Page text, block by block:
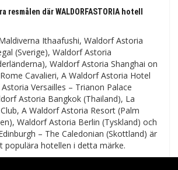
resmålen där WALDORFASTORIA hotell
Ithaafushi, Waldorf Astoria
(Sverige), Waldorf Astoria
Waldorf Astoria Shanghai on
Cavalieri, A Waldorf Astoria Hotel
Versailles – Trianon Palace
Astoria Bangkok (Thailand), La
A Waldorf Astoria Resort (Palm
Waldorf Astoria Berlin (Tyskland) och
– The Caledonian (Skottland) är
populära hotellen i detta märke.